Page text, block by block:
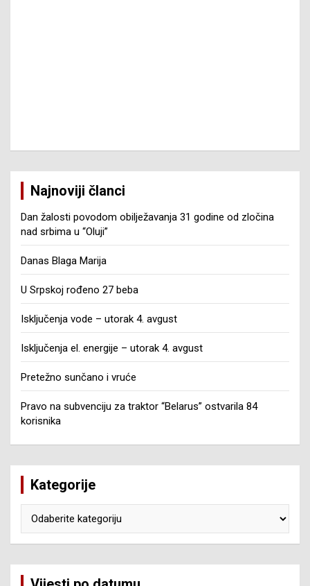
Najnoviji članci
Dan žalosti povodom obilježavanja 31 godine od zločina
nad srbima u “Oluji”
Danas Blaga Marija
U Srpskoj rođeno 27 beba
Isključenja vode – utorak 4. avgust
Isključenja el. energije – utorak 4. avgust
Pretežno sunčano i vruće
Pravo na subvenciju za traktor “Belarus” ostvarila 84
korisnika
Kategorije